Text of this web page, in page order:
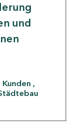
und